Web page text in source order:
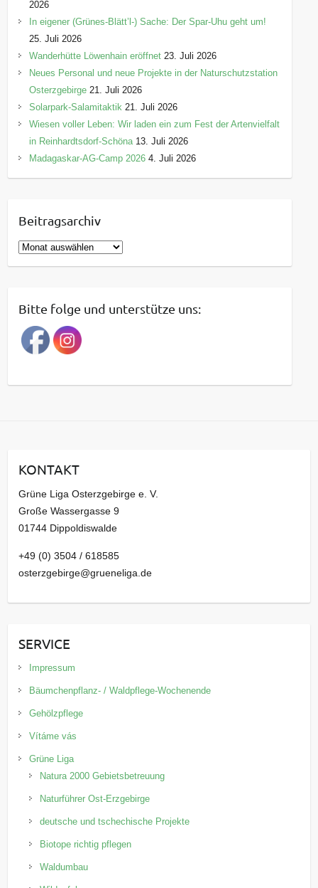
2026
In eigener (Grünes-Blätt’l-) Sache: Der Spar-Uhu geht um!
25. Juli 2026
Wanderhütte Löwenhain eröffnet 23. Juli 2026
Neues Personal und neue Projekte in der Naturschutzstation
Osterzgebirge 21. Juli 2026
Solarpark-Salamitaktik 21. Juli 2026
Wiesen voller Leben: Wir laden ein zum Fest der Artenvielfalt
in Reinhardtsdorf-Schöna 13. Juli 2026
Madagaskar-AG-Camp 2026 4. Juli 2026
Beitragsarchiv
B
e
r
a
g
a
v
Bitte folge und unterstütze uns:
KONTAKT
Grüne Liga Osterzgebirge e. V.
Große Wassergasse 9
01744 Dippoldiswalde
+49 (0) 3504 / 618585
osterzgebirge@grueneliga.de
SERVICE
Impressum
Bäumchenpflanz- / Waldpflege-Wochenende
Gehölzpflege
Vítáme vás
Grüne Liga
Natura 2000 Gebietsbetreuung
Naturführer Ost-Erzgebirge
deutsche und tschechische Projekte
Biotope richtig pflegen
Waldumbau